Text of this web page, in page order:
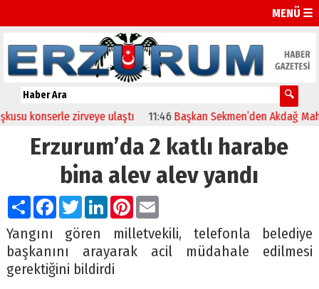
MENÜ ☰
konserle zirveye ulaştı 11:46 Başkan Sekmen’den Akdağ
Erzurum’da 2 katlı harabe
bina alev alev yandı
PaylaşFacebook
TwitterLinkedIn
Pinterest
Email
Yangını gören milletvekili, telefonla belediye
başkanını arayarak acil müdahale edilmesi
gerektiğini bildirdi